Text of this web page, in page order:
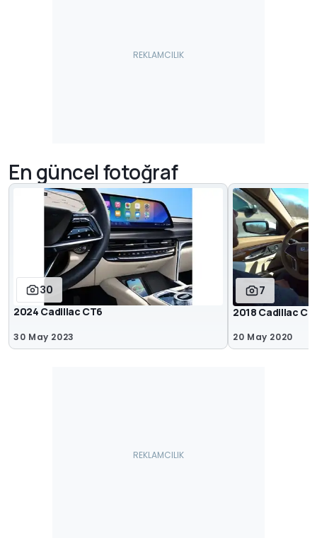
En güncel fotoğraf
30
2024 Cadillac CT6
30 May 2023
7
2018 Cadillac
20 May 2020